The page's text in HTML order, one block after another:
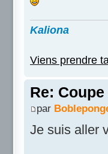
Kaliona
Viens prendre
Re:
par
Je suis aller